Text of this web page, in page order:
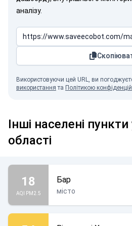
аналізу.
Використовуючи цей URL, ви
використання та Політикою
Інші населені
області
18
AQI PM2.5
Бар
місто